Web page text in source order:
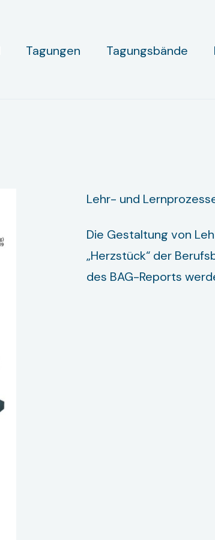
Tagungen Tagungsbände
Lehr- und
Die Gestaltung von
„Herzstück“ der
des BAG-Reports